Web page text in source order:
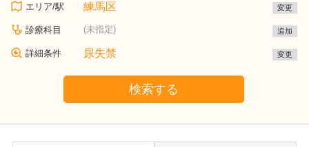
エリア/駅 練馬区 変更
診療科目 (未指定) 追加
詳細条件 尿失禁 変更
検索する